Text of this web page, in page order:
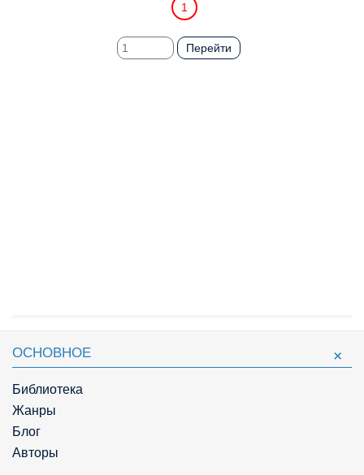
1
Перейти
ОСНОВНОЕ
Библиотека
Жанры
Блог
Авторы